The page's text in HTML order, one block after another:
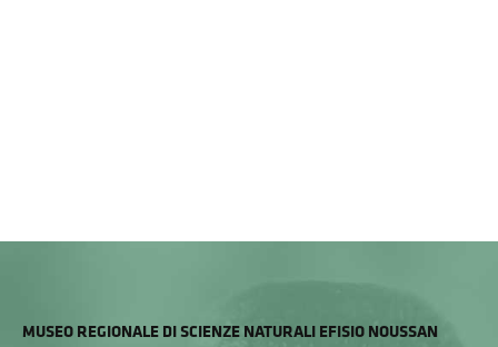
MUSEO REGIONALE DI SCIENZE NATURALI EFISIO NOUSSAN